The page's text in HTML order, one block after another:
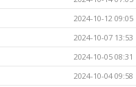
2024-10-12 09:05
2024-10-07 13:53
2024-10-05 08:31
2024-10-04 09:58